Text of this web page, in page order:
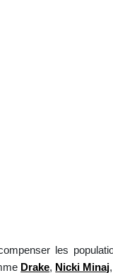
les
Drake, Nicki Minaj,